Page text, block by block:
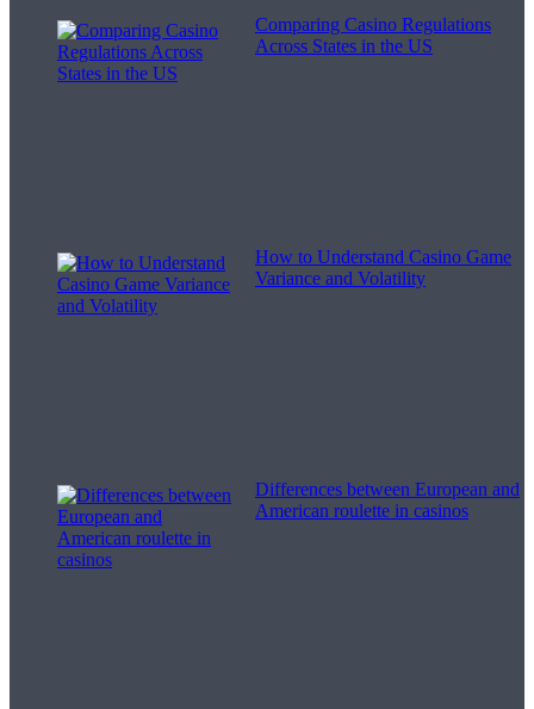
Comparing Casino Regulations
Across States in the US
How to Understand Casino Game
Variance and Volatility
Differences between European and
American roulette in casinos